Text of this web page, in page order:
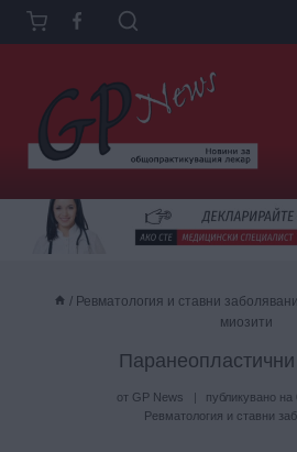
Към
съдържанието
/ Ревматология и ставни
миозити
от GP News публикувано на
Ревматология и ставни